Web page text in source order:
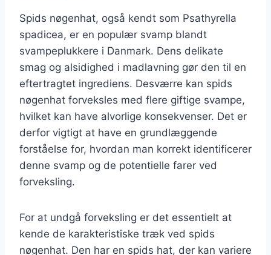
Spids nøgenhat, også kendt som Psathyrella
spadicea, er en populær svamp blandt
svampeplukkere i Danmark. Dens delikate
smag og alsidighed i madlavning gør den til en
eftertragtet ingrediens. Desværre kan spids
nøgenhat forveksles med flere giftige svampe,
hvilket kan have alvorlige konsekvenser. Det er
derfor vigtigt at have en grundlæggende
forståelse for, hvordan man korrekt identificerer
denne svamp og de potentielle farer ved
forveksling.
For at undgå forveksling er det essentielt at
kende de karakteristiske træk ved spids
nøgenhat. Den har en spids hat, der kan variere